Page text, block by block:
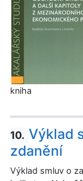
kniha
10. Výklad
zdanění
Výklad smluv o